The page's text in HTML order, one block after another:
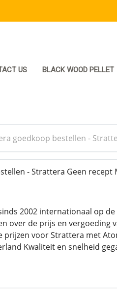
US BLACK WOOD PELLET
goedkoop bestellen -
- Strattera Geen recept
2002 internationaal op
over de prijs en vergoeding
prijzen voor Strattera met
Kwaliteit en snelheid